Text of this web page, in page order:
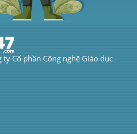
ty Cổ phần Công nghệ Giáo dục